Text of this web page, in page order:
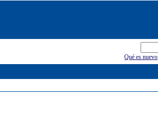
Qué es nuevo